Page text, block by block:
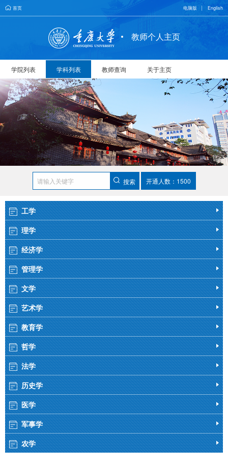
首页 电脑版 English
教师个人主页
学院列表 学科列表 教师查询 关于主页
搜索 开通人数：1500
工学
理学
经济学
管理学
文学
艺术学
教育学
哲学
法学
历史学
医学
军事学
农学